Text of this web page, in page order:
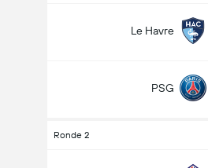
Le Havre
PSG
Ronde 2